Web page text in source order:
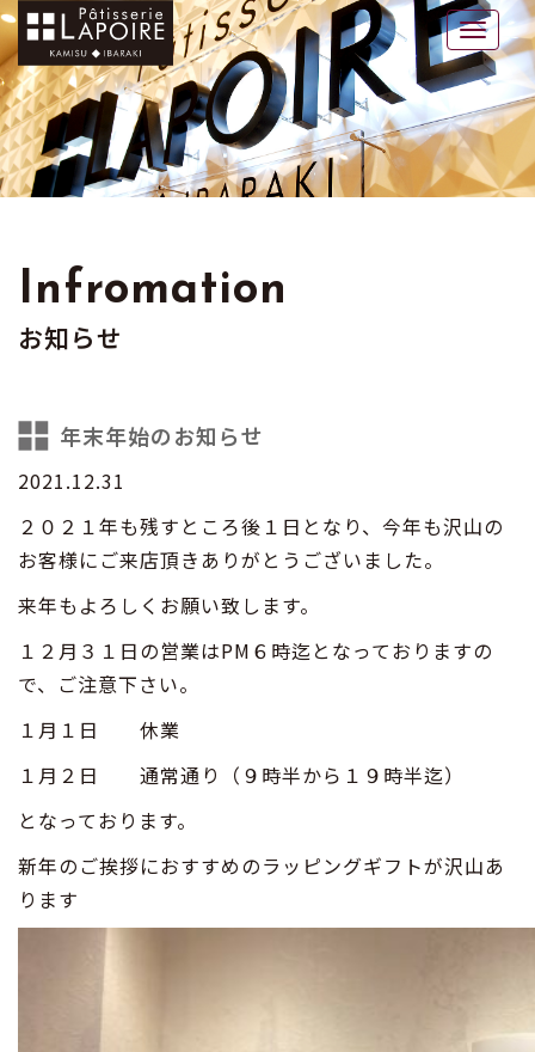
Toggle
ラポワール
Infromation
お知らせ
年末年始のお知らせ
2021.12.31
２０２１年も残すところ後１日となり、今年も沢山の
お客様にご来店頂きありがとうございました。
来年もよろしくお願い致します。
１２月３１日の営業はPM６時迄となっておりますの
で、ご注意下さい。
１月１日 休業
１月２日 通常通り（９時半から１９時半迄）
となっております。
新年のご挨拶におすすめのラッピングギフトが沢山あ
ります